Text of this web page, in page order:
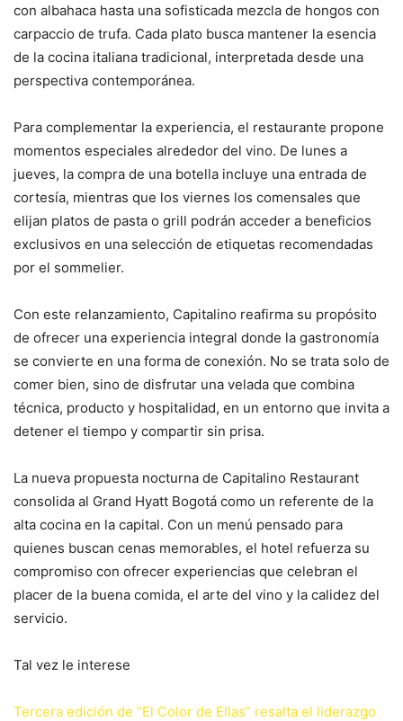
con albahaca hasta una sofisticada mezcla de hongos con
carpaccio de trufa. Cada plato busca mantener la esencia
de la cocina italiana tradicional, interpretada desde una
perspectiva contemporánea.
Para complementar la experiencia, el restaurante propone
momentos especiales alrededor del vino. De lunes a
jueves, la compra de una botella incluye una entrada de
cortesía, mientras que los viernes los comensales que
elijan platos de pasta o grill podrán acceder a beneficios
exclusivos en una selección de etiquetas recomendadas
por el sommelier.
Con este relanzamiento, Capitalino reafirma su propósito
de ofrecer una experiencia integral donde la gastronomía
se convierte en una forma de conexión. No se trata solo de
comer bien, sino de disfrutar una velada que combina
técnica, producto y hospitalidad, en un entorno que invita a
detener el tiempo y compartir sin prisa.
La nueva propuesta nocturna de Capitalino Restaurant
consolida al Grand Hyatt Bogotá como un referente de la
alta cocina en la capital. Con un menú pensado para
quienes buscan cenas memorables, el hotel refuerza su
compromiso con ofrecer experiencias que celebran el
placer de la buena comida, el arte del vino y la calidez del
servicio.
Tal vez le interese
Tercera edición de “El Color de Ellas” resalta el liderazgo